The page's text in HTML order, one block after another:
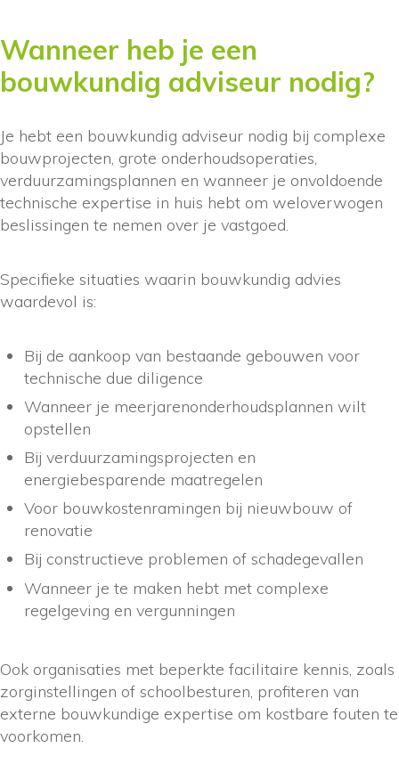
Wanneer heb je een
bouwkundig adviseur nodig?
Je hebt een bouwkundig adviseur nodig bij complexe
bouwprojecten, grote onderhoudsoperaties,
verduurzamingsplannen en wanneer je onvoldoende
technische expertise in huis hebt om weloverwogen
beslissingen te nemen over je vastgoed.
Specifieke situaties waarin bouwkundig advies
waardevol is:
Bij de aankoop van bestaande gebouwen voor
technische due diligence
Wanneer je meerjarenonderhoudsplannen wilt
opstellen
Bij verduurzamingsprojecten en
energiebesparende maatregelen
Voor bouwkostenramingen bij nieuwbouw of
renovatie
Bij constructieve problemen of schadegevallen
Wanneer je te maken hebt met complexe
regelgeving en vergunningen
Ook organisaties met beperkte facilitaire kennis, zoals
zorginstellingen of schoolbesturen, profiteren van
externe bouwkundige expertise om kostbare fouten te
voorkomen.